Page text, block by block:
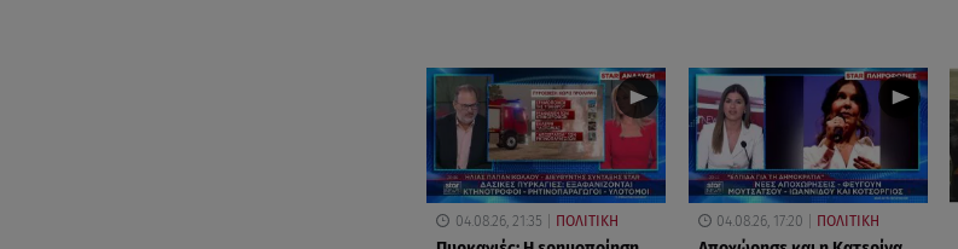
04.08.26, 21:35 ΠΟΛΙΤΙΚΗ 04.08.26, 17:20 ΠΟΛΙΤΙΚΗ